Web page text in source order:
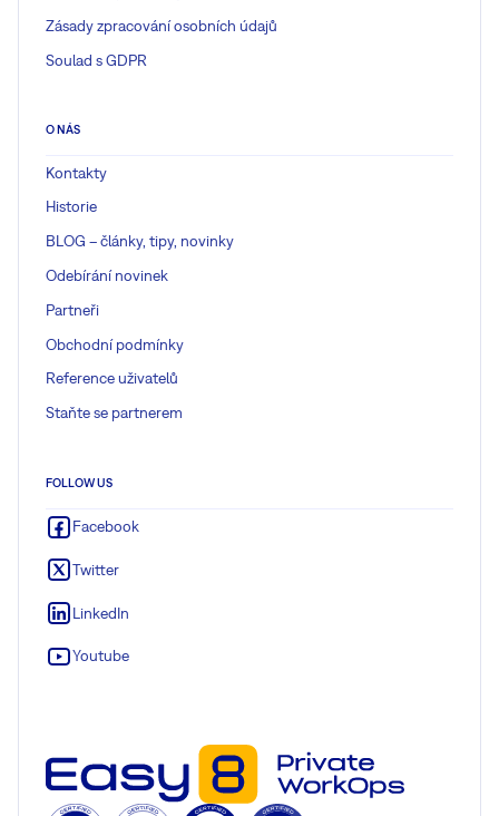
Zásady zpracování osobních údajů
Soulad s GDPR
O NÁS
Kontakty
Historie
BLOG – články, tipy, novinky
Odebírání novinek
Partneři
Obchodní podmínky
Reference uživatelů
Staňte se partnerem
FOLLOW US
Facebook
Twitter
LinkedIn
Youtube